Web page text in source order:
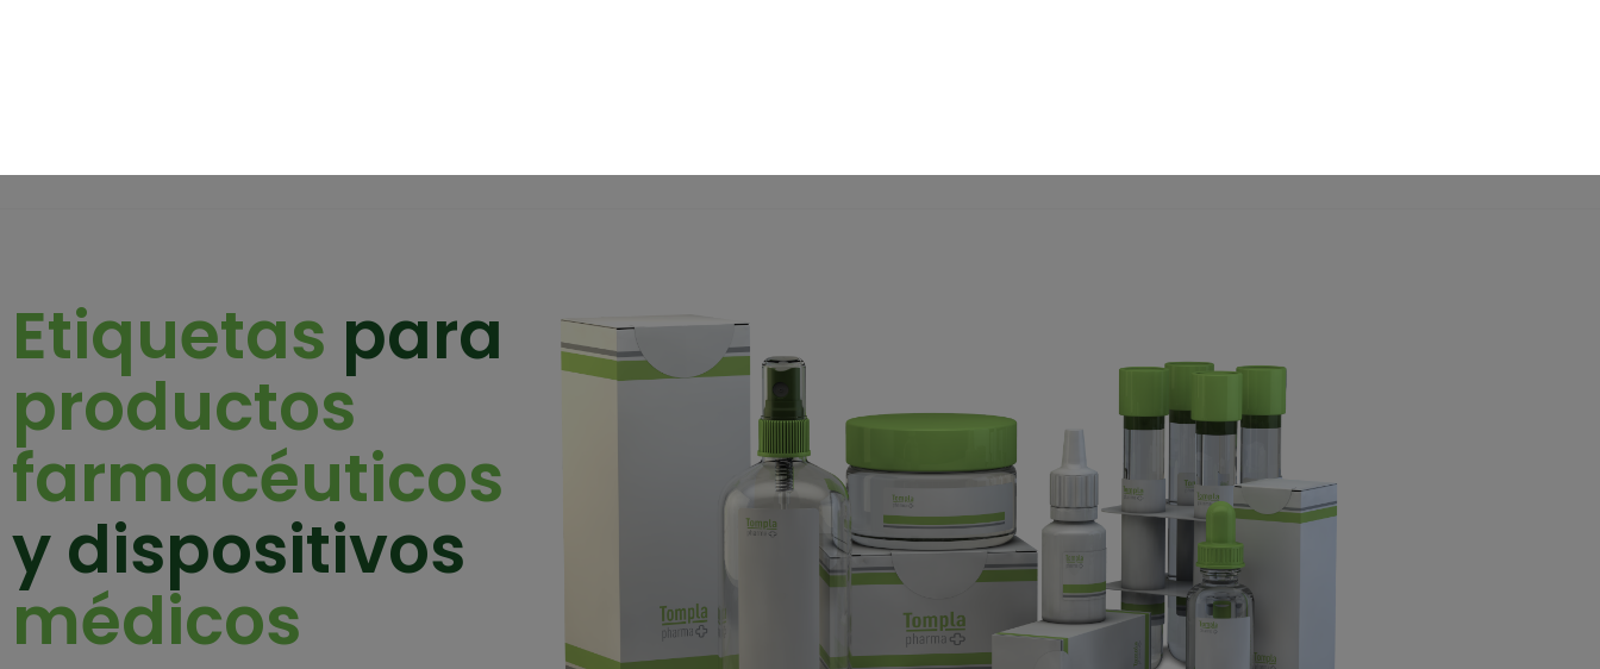
Etiquetas para
productos
farmacéuticos
y dispositivos
médicos